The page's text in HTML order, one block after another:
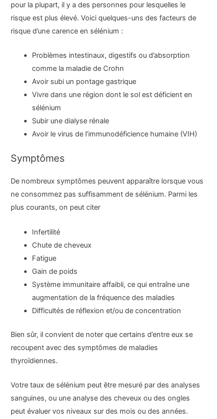
pour la plupart, il y a des personnes pour lesquelles le
risque est plus élevé. Voici quelques-uns des facteurs de
risque d’une carence en sélénium :
Problèmes intestinaux, digestifs ou d’absorption
comme la maladie de Crohn
Avoir subi un pontage gastrique
Vivre dans une région dont le sol est déficient en
sélénium
Subir une dialyse rénale
Avoir le virus de l’immunodéficience humaine (VIH)
Symptômes
De nombreux symptômes peuvent apparaître lorsque vous
ne consommez pas suffisamment de sélénium. Parmi les
plus courants, on peut citer
Infertilité
Chute de cheveux
Fatigue
Gain de poids
Système immunitaire affaibli, ce qui entraîne une
augmentation de la fréquence des maladies
Difficultés de réflexion et/ou de concentration
Bien sûr, il convient de noter que certains d’entre eux se
recoupent avec des symptômes de maladies
thyroïdiennes.
Votre taux de sélénium peut être mesuré par des analyses
sanguines, ou une analyse des cheveux ou des ongles
peut évaluer vos niveaux sur des mois ou des années.